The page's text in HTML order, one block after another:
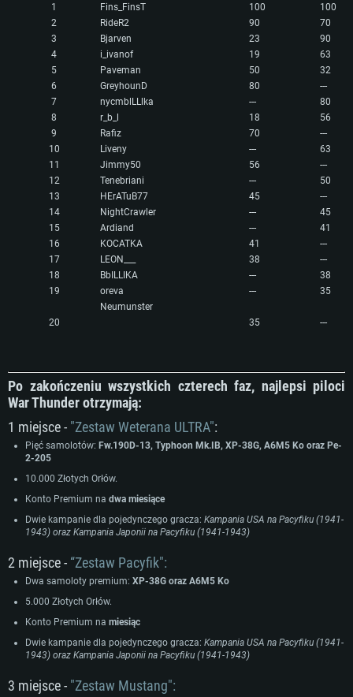
WYMAGANIA SYSTEMOWE
Minimalne
Procesor: Dual-Core 2.2 GHz
Minimalne
Procesor: Core i5, minimum 2.2GHz (Xeon nie jest wspierany)
Minimalne
Procesor: Dual-Core 2.4 GHz
1
Fins_FinsT 100
100
2
RideR2 90
70
3
Bjarven 23
90
4
i_ivanof 19
63
5
Paveman 50
32
6
GreyhounD 80
---
7
nycmblLLlka ---
80
8
r_b_l 18
56
9
Rafiz 70
---
10
Liveny ---
63
11
Jimmy50 56
---
12
Tenebriani ---
50
13
HErATuB77 45
---
14
NightCrawler ---
45
15
Ardiand ---
41
16
KOCATKA 41
---
17
LEON___ 38
---
18
BbILLIKA ---
38
19
oreva --- 35
20
Neumunster
35
---
Po zakończeniu wszystkich czterech faz, najlepsi piloci
War Thunder otrzymają:
1 miejsce - "Zestaw Weterana ULTRA":
Pięć samolotów: Fw.190D-13, Typhoon Mk.IB, XP-38G, A6M5 Ko oraz Pe-
2-205
10.000 Złotych Orłów.
Konto Premium na dwa miesiące
Dwie kampanie dla pojedynczego gracza: Kampania USA na Pacyfiku (1941-
1943) oraz Kampania Japonii na Pacyfiku (1941-1943)
2 miejsce - “Zestaw Pacyfik":
Dwa samoloty premium: XP-38G oraz A6M5 Ko
5.000 Złotych Orłów.
Konto Premium na miesiąc
Dwie kampanie dla pojedynczego gracza: Kampania USA na Pacyfiku (1941-
1943) oraz Kampania Japonii na Pacyfiku (1941-1943)
3 miejsce - "Zestaw Mustang":